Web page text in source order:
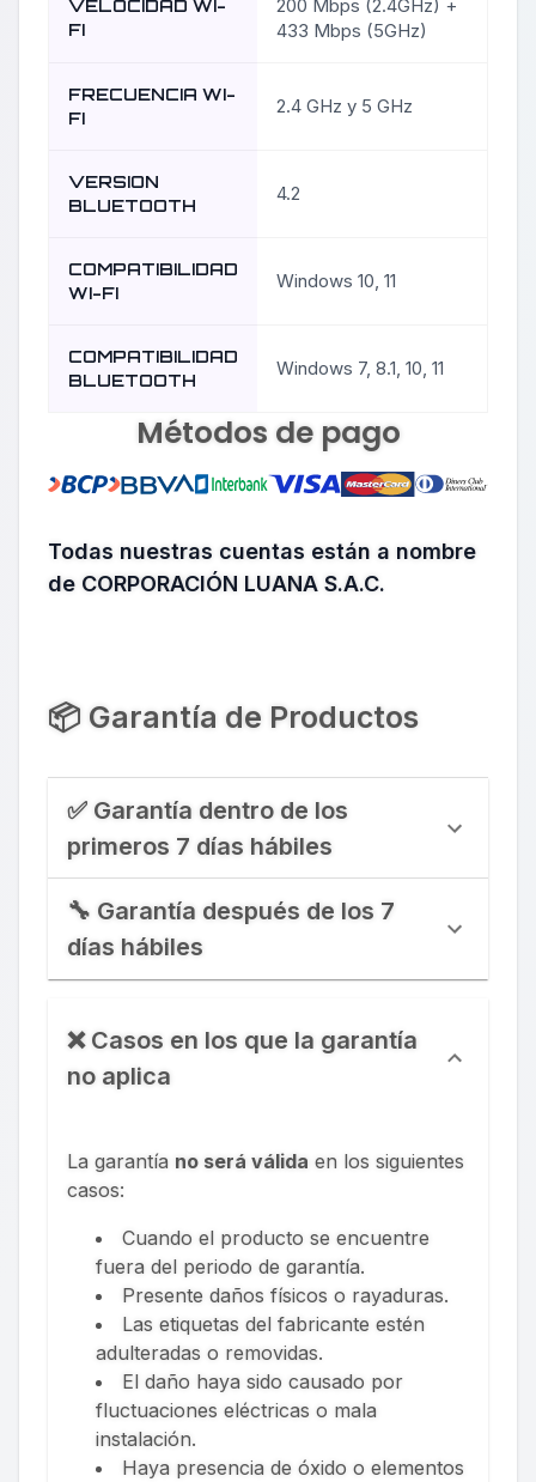
Métodos de pago
Todas nuestras cuentas están a nombre
de CORPORACIÓN LUANA S.A.C.
📦 Garantía de Productos
✅ Garantía dentro de los
primeros 7 días hábiles
🔧 Garantía después de los 7
días hábiles
❌ Casos en los que la garantía
no aplica
La garantía no será válida en los siguientes
casos:
Cuando el producto se encuentre
fuera del periodo de garantía.
Presente daños físicos o rayaduras.
Las etiquetas del fabricante estén
adulteradas o removidas.
El daño haya sido causado por
fluctuaciones eléctricas o mala
instalación.
Haya presencia de óxido o elementos
VELOCIDAD WI-
FI
200 Mbps (2.4GHz) +
433 Mbps (5GHz)
FRECUENCIA WI-
FI
2.4 GHz y 5 GHz
VERSION
BLUETOOTH
4.2
COMPATIBILIDAD
WI-FI
Windows 10, 11
COMPATIBILIDAD
BLUETOOTH
Windows 7, 8.1, 10, 11